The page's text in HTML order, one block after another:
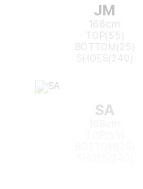
JM
166cm
TOP(55)
BOTTOM(25)
SA